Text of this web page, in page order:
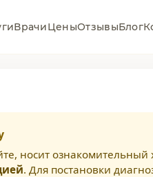
ВрачиЦеныОтзывыБлог
носит ознакомительный
. Для постановки